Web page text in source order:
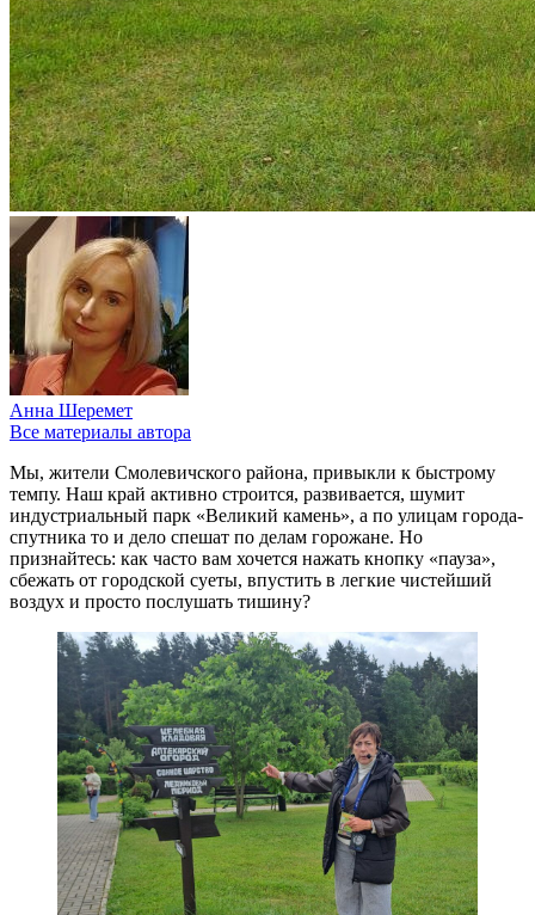
Анна Шеремет
Все материалы автора
Мы, жители Смолевичского района, привыкли к быстрому
темпу. Наш край активно строится, развивается, шумит
индустриальный парк «Великий камень», а по улицам города-
спутника то и дело спешат по делам горожане. Но
признайтесь: как часто вам хочется нажать кнопку «пауза»,
сбежать от городской суеты, впустить в легкие чистейший
воздух и просто послушать тишину?